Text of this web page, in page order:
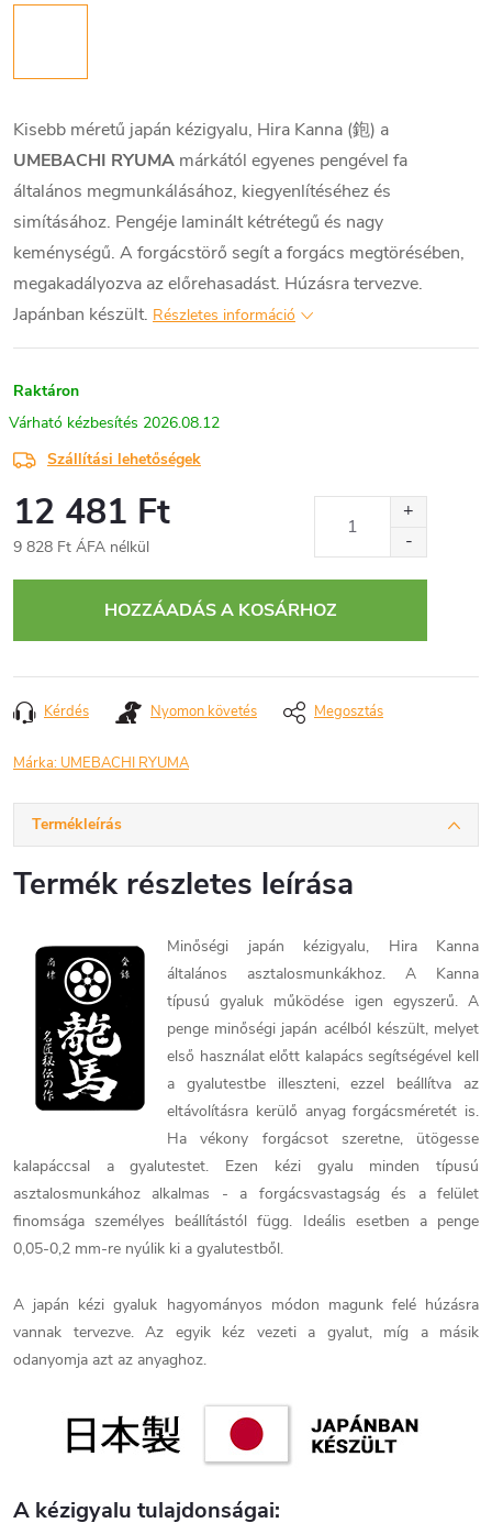
Kisebb méretű japán kézigyalu, Hira Kanna (鉋) a
UMEBACHI RYUMA márkától egyenes pengével fa
általános megmunkálásához, kiegyenlítéséhez és
simításához. Pengéje laminált kétrétegű és nagy
keménységű. A forgácstörő segít a forgács megtörésében,
megakadályozva az előrehasadást. Húzásra tervezve.
Japánban készült. Részletes információ
Raktáron
2026.08.12
Szállítási lehetőségek
12 481 Ft
9 828 Ft ÁFA nélkül
HOZZÁADÁS A KOSÁRHOZ
Kérdés Nyomon követés Megosztás
Márka: UMEBACHI RYUMA
Termékleírás
Termék részletes leírása
Minőségi japán kézigyalu, Hira Kanna
általános asztalosmunkákhoz. A Kanna
típusú gyaluk működése igen egyszerű. A
penge minőségi japán acélból készült, melyet
első használat előtt kalapács segítségével kell
a gyalutestbe illeszteni, ezzel beállítva az
eltávolításra kerülő anyag forgácsméretét is.
Ha vékony forgácsot szeretne, ütögesse
kalapáccsal a gyalutestet. Ezen kézi gyalu minden típusú
asztalosmunkához alkalmas - a forgácsvastagság és a felület
finomsága személyes beállítástól függ. Ideális esetben a penge
0,05-0,2 mm-re nyúlik ki a gyalutestből.
A japán kézi gyaluk hagyományos módon magunk felé húzásra
vannak tervezve. Az egyik kéz vezeti a gyalut, míg a másik
odanyomja azt az anyaghoz.
A kézigyalu tulajdonságai: